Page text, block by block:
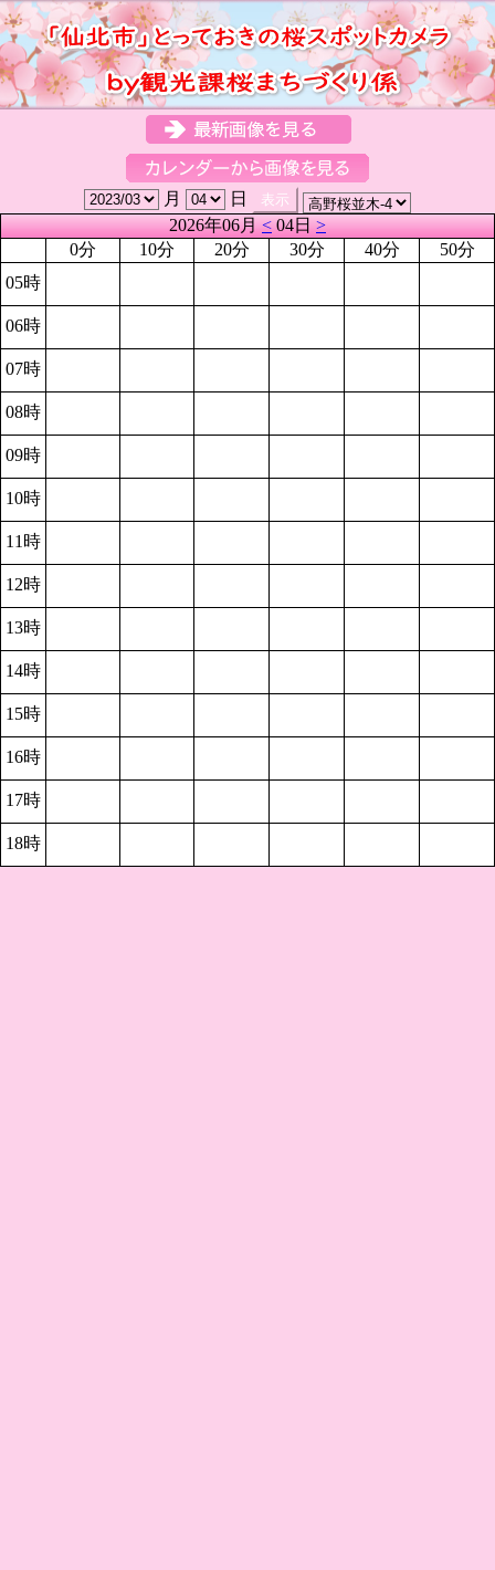
月
日
2026年06月<04日>
0分
10分 20分 30分 40分
50分
05時
06時
07時
08時
09時
10時
11時
12時
13時
14時
15時
16時
17時
18時